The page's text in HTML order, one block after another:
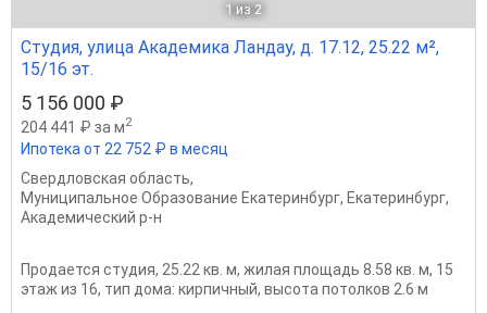
1 из 2
Студия, улица Академика Ландау, д. 17.12, 25.22 м²,
15/16 эт.
5 156 000 ₽
204 441 ₽ за м2
Ипотека от 22 752 ₽ в месяц
Свердловская область,
Муниципальное Образование Екатеринбург, Екатеринбург,
Академический р-н
Продается студия, 25.22 кв. м, жилая площадь 8.58 кв. м, 15
этаж из 16, тип дома: кирпичный, высота потолков 2.6 м